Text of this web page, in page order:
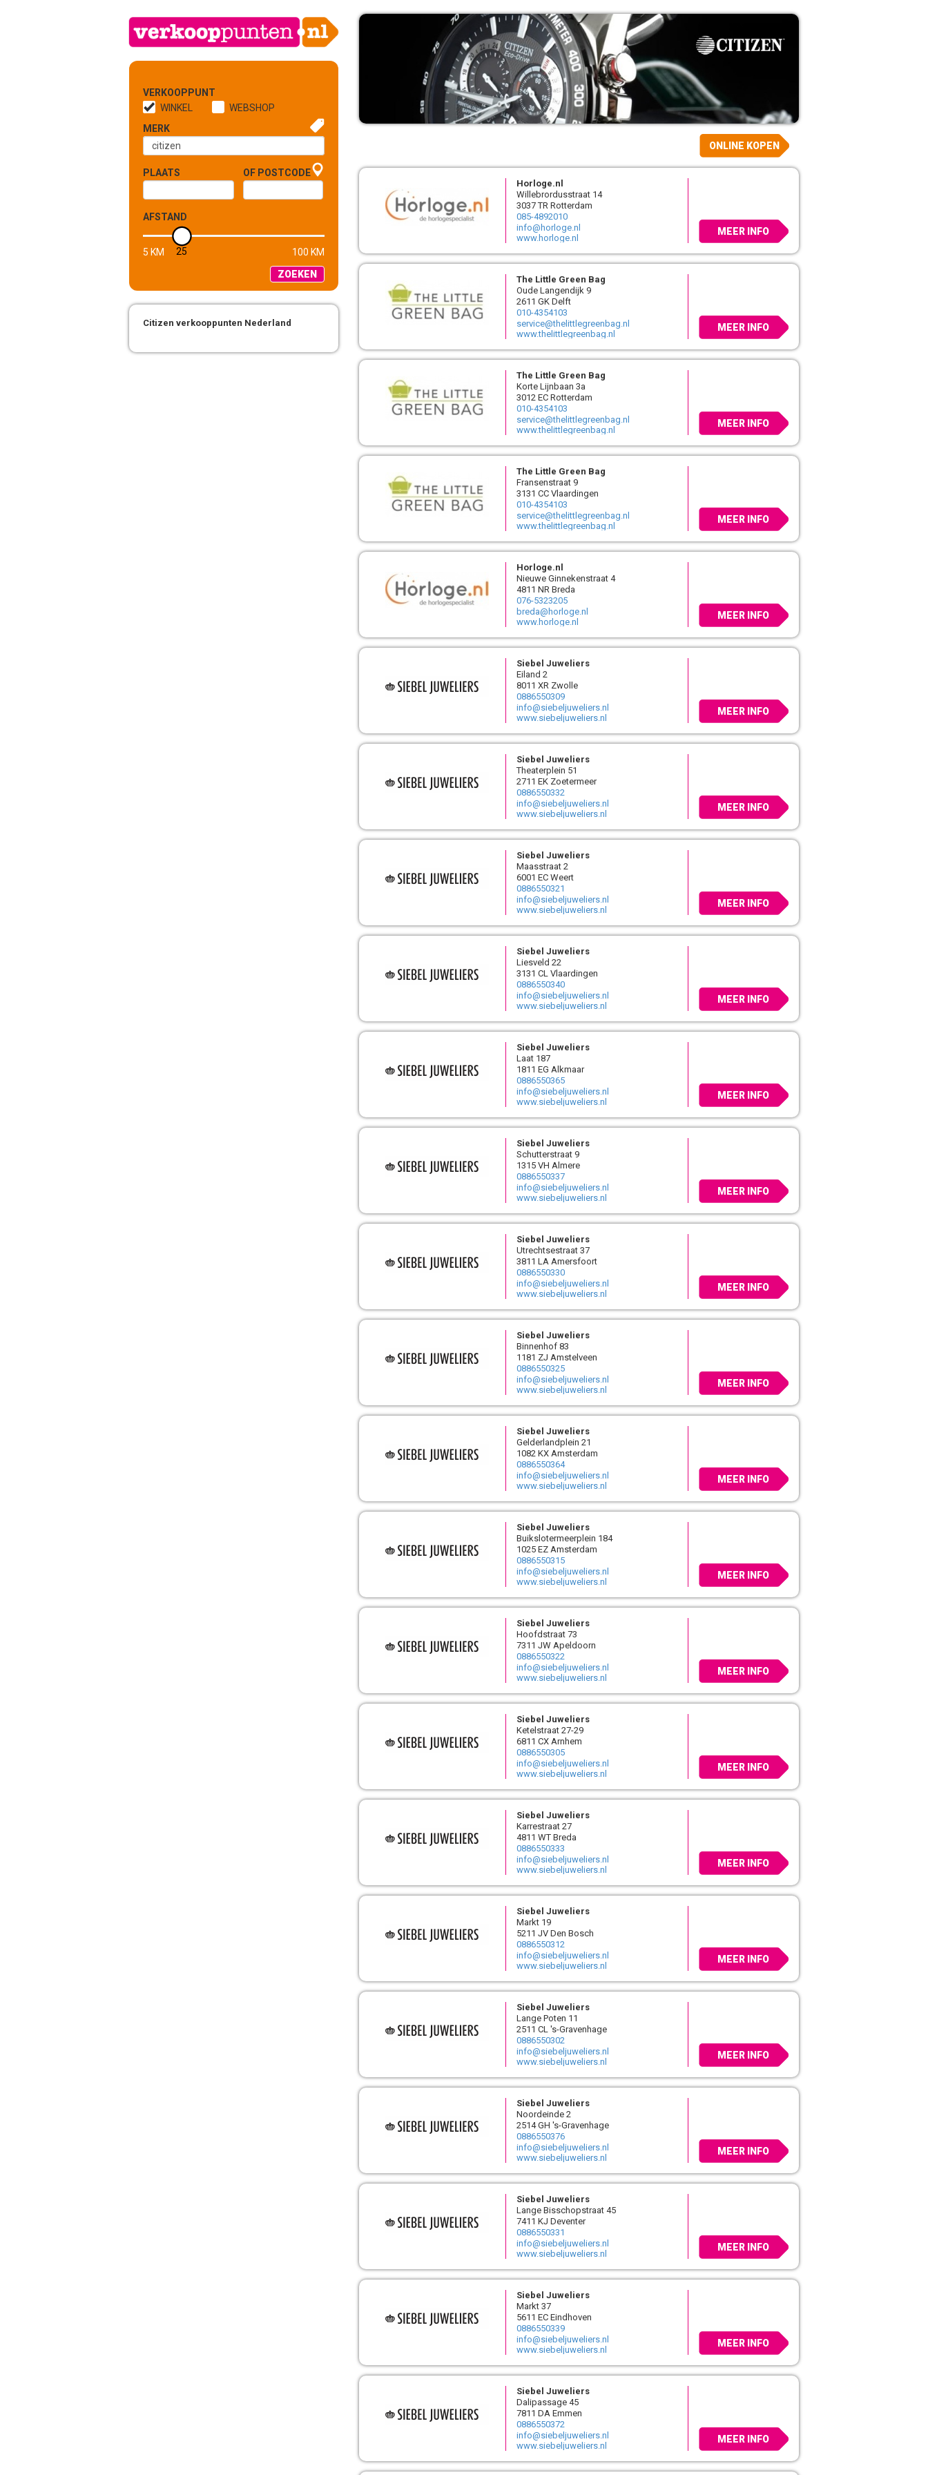
VERKOOPPUNT
WINKEL
WEBSHOP
MERK
PLAATS OF POSTCODE
AFSTAND
5 KM 25
100 KM
ZOEKEN
Citizen verkooppunten Nederland
ONLINE KOPEN
Horloge.nl
Willebrordusstraat 14
3037 TR Rotterdam
085-4892010
info@horloge.nl
www.horloge.nl
MEER INFO
The Little Green Bag
Oude Langendijk 9
2611 GK Delft
010-4354103
service@thelittlegreenbag.nl
www.thelittlegreenbag.nl
MEER INFO
The Little Green Bag
Korte Lijnbaan 3a
3012 EC Rotterdam
010-4354103
service@thelittlegreenbag.nl
www.thelittlegreenbag.nl
MEER INFO
The Little Green Bag
Fransenstraat 9
3131 CC Vlaardingen
010-4354103
service@thelittlegreenbag.nl
www.thelittlegreenbag.nl
MEER INFO
Horloge.nl
Nieuwe Ginnekenstraat 4
4811 NR Breda
076-5323205
breda@horloge.nl
www.horloge.nl
MEER INFO
Siebel Juweliers
Eiland 2
8011 XR Zwolle
0886550309
info@siebeljuweliers.nl
www.siebeljuweliers.nl
MEER INFO
Siebel Juweliers
Theaterplein 51
2711 EK Zoetermeer
0886550332
info@siebeljuweliers.nl
www.siebeljuweliers.nl
MEER INFO
Siebel Juweliers
Maasstraat 2
6001 EC Weert
0886550321
info@siebeljuweliers.nl
www.siebeljuweliers.nl
MEER INFO
Siebel Juweliers
Liesveld 22
3131 CL Vlaardingen
0886550340
info@siebeljuweliers.nl
www.siebeljuweliers.nl
MEER INFO
Siebel Juweliers
Laat 187
1811 EG Alkmaar
0886550365
info@siebeljuweliers.nl
www.siebeljuweliers.nl
MEER INFO
Siebel Juweliers
Schutterstraat 9
1315 VH Almere
0886550337
info@siebeljuweliers.nl
www.siebeljuweliers.nl
MEER INFO
Siebel Juweliers
Utrechtsestraat 37
3811 LA Amersfoort
0886550330
info@siebeljuweliers.nl
www.siebeljuweliers.nl
MEER INFO
Siebel Juweliers
Binnenhof 83
1181 ZJ Amstelveen
0886550325
info@siebeljuweliers.nl
www.siebeljuweliers.nl
MEER INFO
Siebel Juweliers
Gelderlandplein 21
1082 KX Amsterdam
0886550364
info@siebeljuweliers.nl
www.siebeljuweliers.nl
MEER INFO
Siebel Juweliers
Buikslotermeerplein 184
1025 EZ Amsterdam
0886550315
info@siebeljuweliers.nl
www.siebeljuweliers.nl
MEER INFO
Siebel Juweliers
Hoofdstraat 73
7311 JW Apeldoorn
0886550322
info@siebeljuweliers.nl
www.siebeljuweliers.nl
MEER INFO
Siebel Juweliers
Ketelstraat 27-29
6811 CX Arnhem
0886550305
info@siebeljuweliers.nl
www.siebeljuweliers.nl
MEER INFO
Siebel Juweliers
Karrestraat 27
4811 WT Breda
0886550333
info@siebeljuweliers.nl
www.siebeljuweliers.nl
MEER INFO
Siebel Juweliers
Markt 19
5211 JV Den Bosch
0886550312
info@siebeljuweliers.nl
www.siebeljuweliers.nl
MEER INFO
Siebel Juweliers
Lange Poten 11
2511 CL 's-Gravenhage
0886550302
info@siebeljuweliers.nl
www.siebeljuweliers.nl
MEER INFO
Siebel Juweliers
Noordeinde 2
2514 GH 's-Gravenhage
0886550376
info@siebeljuweliers.nl
www.siebeljuweliers.nl
MEER INFO
Siebel Juweliers
Lange Bisschopstraat 45
7411 KJ Deventer
0886550331
info@siebeljuweliers.nl
www.siebeljuweliers.nl
MEER INFO
Siebel Juweliers
Markt 37
5611 EC Eindhoven
0886550339
info@siebeljuweliers.nl
www.siebeljuweliers.nl
MEER INFO
Siebel Juweliers
Dalipassage 45
7811 DA Emmen
0886550372
info@siebeljuweliers.nl
www.siebeljuweliers.nl
MEER INFO